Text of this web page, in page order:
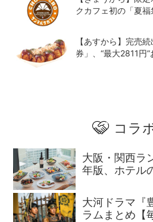
クカフェ初の「夏
【あすから】完売
券」、“最大2811円
コラ
大阪・関西ラ
年版、ホテル
大河ドラマ『
ラムまとめ【